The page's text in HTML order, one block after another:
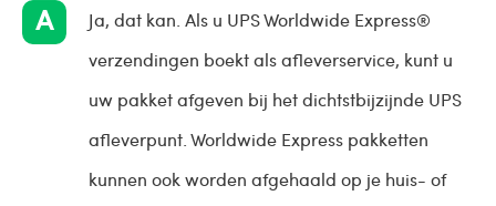
Ja, dat kan. Als u UPS Worldwide Express®
verzendingen boekt als afleverservice, kunt u
uw pakket afgeven bij het dichtstbijzijnde UPS
afleverpunt. Worldwide Express pakketten
kunnen ook worden afgehaald op je huis- of